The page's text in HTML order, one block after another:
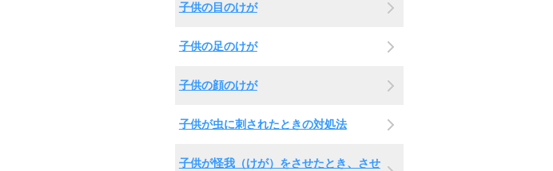
子供の目のけが
子供の足のけが
子供の顔のけが
子供が虫に刺されたときの対処法
子供が怪我（けが）をさせたとき、させ